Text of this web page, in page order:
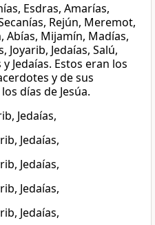
Esdras, Amarías,
Rejún, Meremot,
Abías, Mijamín, Madías,
Joyarib, Jedaías, Salú,
Jedaías. Estos eran los
y de sus
días de Jesúa.
Jedaías,
Jedaías,
Jedaías,
Jedaías,
Jedaías,